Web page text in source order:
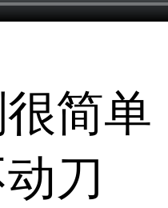
简单
刀